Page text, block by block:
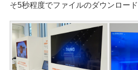
そ5秒程度でファイルのダウンロード